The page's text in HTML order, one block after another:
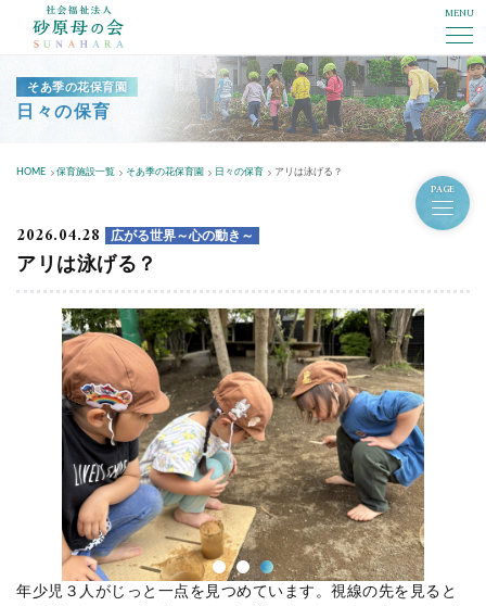
MENU
そあ季の花保育園
日々の保育
HOME 保育施設一覧 そあ季の花保育園 日々の保育 アリは泳げる？
PAGE
2026.04.28 広がる世界～心の動き～
アリは泳げる？
年少児３人がじっと一点を見つめています。視線の先を見ると